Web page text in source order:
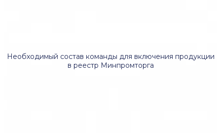
Необходимый состав команды для включения продукции
в реестр Минпромторга